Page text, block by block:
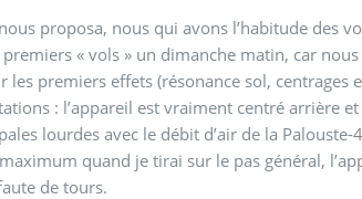
proposa, nous qui avons l’habitude des
« vols » un dimanche matin, car
premiers effets (résonance sol, centrages
: l’appareil est vraiment centré arrière
lourdes avec le débit d’air de la Palouste-
quand je tirai sur le pas général,
de tours.